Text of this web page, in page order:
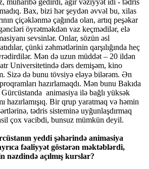
Bax, bizi hər şeydən əvvəl bu, xilas
çiçəklənmə çağında olan, artıq peşəkar
öyrətməkdən vaz keçmədilər, elə
sevsinlər. Onlar, sözün əsl
çünki zəhmətlərinin qarşılığında heç
Mən də uzun müddət – 20 ildən
Universitetində dərs demişəm, kino
Sizə də bunu tövsiyə eləyə bilərəm. Ən
hazırlamaqdı. Mən bunu Bakıda
animasiya ilə bağlı yüksək
hazırlamışıq. Bir qrup yaratmaq və həmin
tədris sisteminə uyğunlaşdırmaq
çox vacibdi, bunsuz mümkün deyil.
yeddi şəhərində animasiya
fəaliyyət göstərən məktəblərdi,
nəzdində açılmış kurslar?